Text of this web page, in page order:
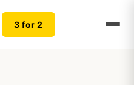
3 for 2